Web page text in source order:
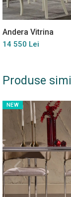
Andera Vitrina
14 550 Lei
Produse
NEW